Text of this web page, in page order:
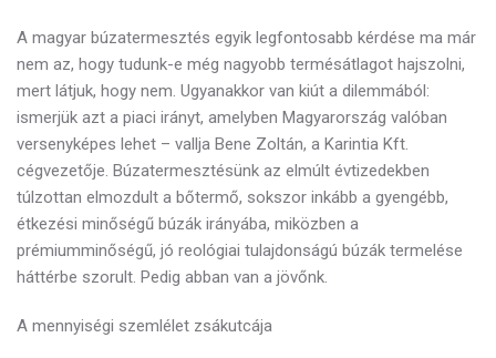
A magyar búzatermesztés egyik legfontosabb kérdése ma már
nem az, hogy tudunk-e még nagyobb termésátlagot hajszolni,
mert látjuk, hogy nem. Ugyanakkor van kiút a dilemmából:
ismerjük azt a piaci irányt, amelyben Magyarország valóban
versenyképes lehet – vallja Bene Zoltán, a Karintia Kft.
cégvezetője. Búzatermesztésünk az elmúlt évtizedekben
túlzottan elmozdult a bőtermő, sokszor inkább a gyengébb,
étkezési minőségű búzák irányába, miközben a
prémiumminőségű, jó reológiai tulajdonságú búzák termelése
háttérbe szorult. Pedig abban van a jövőnk.
A mennyiségi szemlélet zsákutcája